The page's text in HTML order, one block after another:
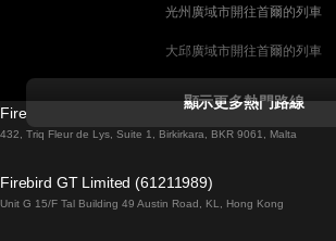
光州廣域市開往首爾的列車
大邱廣域市開往首爾的列車
都柏林開往戈尔韦的列車
羅馬開往拿坡里的列車
顯示更多熱門路線
Firebird GT Limited (OC 1451)
432, Triq Fleur de Lys, Suite 1, Birkirkara, BKR 9061, Malta
Firebird GT Limited (61211989)
Unit G 15/F Tal Building 49 Austin Road, KL, Hong Kong